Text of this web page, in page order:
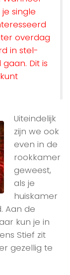
single
overdag
in stel-
Dit is
Uiteindelijk
zijn we ook
even in de
rookkamer
geweest,
als je
huiskamer
Aan de
kun je in
Stief zit
gezellig te